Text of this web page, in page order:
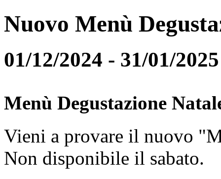
Nuovo Menù
01/12/2024 - 31/01/2025
Menù Degustazione
Vieni a provare il nuovo
Non disponibile il sabato.